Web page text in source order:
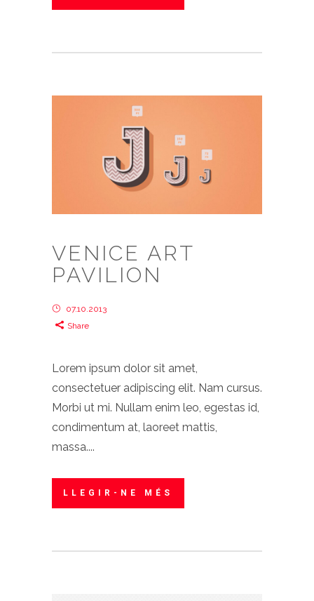
VENICE ART
PAVILION
07.10.2013
Share
Lorem ipsum dolor sit amet,
consectetuer adipiscing elit. Nam cursus.
Morbi ut mi. Nullam enim leo, egestas id,
condimentum at, laoreet mattis,
massa....
LLEGIR-NE MÉS